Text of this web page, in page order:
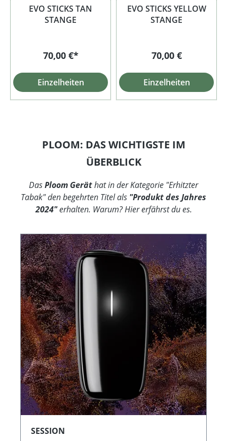
EVO STICKS TAN
STANGE
70,00 €*
Einzelheiten
EVO STICKS YELLOW
STANGE
Regulärer Preis:
70,00 €
Einzelheiten
PLOOM: DAS WICHTIGSTE IM
ÜBERBLICK
DasPloom Geräthat in der Kategorie "Erhitzter
Tabak" den begehrten Titel als "Produkt des Jahres
2024"erhalten. Warum? Hier erfährst du es.
SESSION